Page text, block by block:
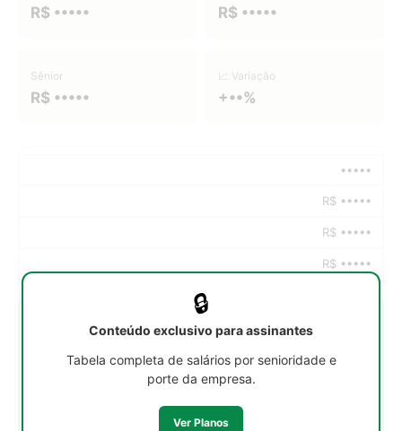
R$ ••••• R$ •••••
Sênior
R$ •••••
📈 Variação
+••%
•••••
R$ •••••
R$ •••••
R$ •••••
🔒
Conteúdo exclusivo para assinantes
Tabela completa de salários por senioridade e
porte da empresa.
Ver Planos